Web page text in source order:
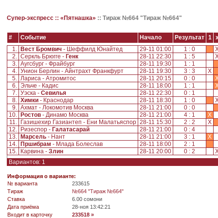
Супер-экспресс :: «Пятнашка» :: Тираж №664 "Тираж №664"
# Событие Начало Результат 1
1.
Вест Бромвич - Шеффилд Юнайтед 29-11 01:00 1 : 0
2. Серкль Брюгге - Генк 28-11 22:30 1 : 5
3. Аугсбург - Фрайбург 28-11 19:30 1 : 1
4. Унион Берлин - Айнтрахт Франкфурт 28-11 19:30 3 : 3
X
5. Лариса - Атромитос 28-11 20:15 0 : 0
6. Эльче - Кадис 28-11 18:00 1 : 1
7. Уэска - Севилья 28-11 22:30 0 : 1
8. Химки - Краснодар 28-11 18:30 1 : 0
9. Ахмат - Локомотив Москва 28-11 21:00 0 : 0
10.
Ростов - Динамо Москва 28-11 21:00 4 : 1
X
11.
Газишехир Газиантеп - Ени Малатьяспор 28-11 15:30 2 : 2
X
12.
Ризеспор - Галатасарай 28-11 21:00 0 : 4
13.
Марсель - Нант 28-11 21:00 3 : 1
X
14.
Пршибрам - Млада Болеслав 28-11 18:00 2 : 1
15.
Карвина - Злин 28-11 20:00 0 : 2
Вариантов: 1
Информация о варианте:
№ варианта
233615
Tираж
№664 "Тираж №664"
Ставка
6.00 сомони
Дата приёма
28-ноя 13:42:21
Входит в карточку
233518 »